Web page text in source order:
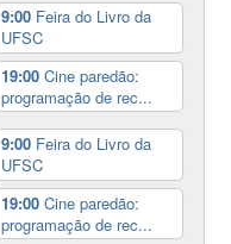
9:00 Feira do Livro da
UFSC
19:00Cine paredão:
programação de rec...
9:00 Feira do Livro da
UFSC
19:00Cine paredão:
programação de rec...